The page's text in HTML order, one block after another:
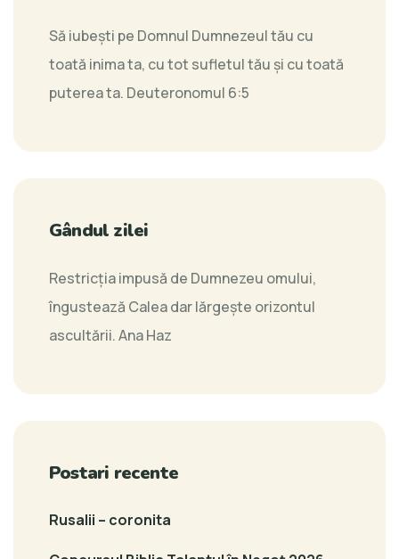
Să iubeşti pe Domnul Dumnezeul tău cu
toată inima ta, cu tot sufletul tău şi cu toată
puterea ta. Deuteronomul 6:5
Gândul zilei
Restricția impusă de Dumnezeu omului,
îngustează Calea dar lărgește orizontul
ascultării.Ana Haz
Postari recente
Rusalii – coronita